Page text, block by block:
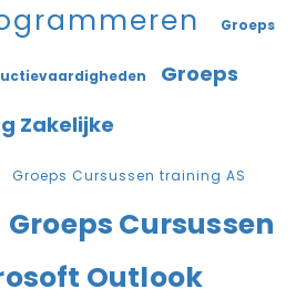
Groeps
Groeps
Zakelijke
Groeps Cursussen training AS
Groeps Cursussen
Outlook